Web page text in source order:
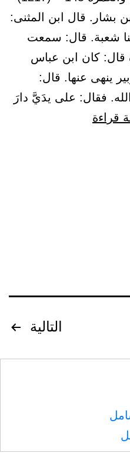
بشار. قال ابن المثنى:
شعبة. قال: سمعت
قال: كان ابن عباس
ينهى عنها. قال:
فقال: على يدَيَّ دارَ
قراءة
التالية